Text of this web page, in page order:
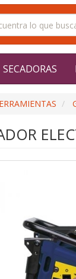
SECADORAS